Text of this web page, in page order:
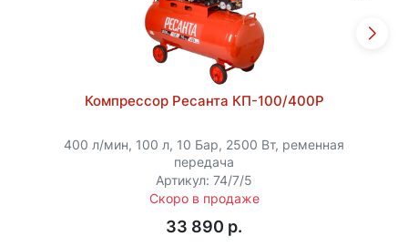
Компрессор Ресанта КП-100/400Р
400 л/мин, 100 л, 10 Бар, 2500 Вт, ременная
передача
Артикул: 74/7/5
Скоро в продаже
33 890 p.